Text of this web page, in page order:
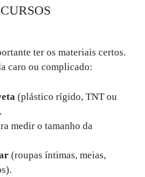
ter os materiais certos.
caro ou complicado:
(plástico rígido, TNT ou
medir o tamanho da
(roupas íntimas, meias,